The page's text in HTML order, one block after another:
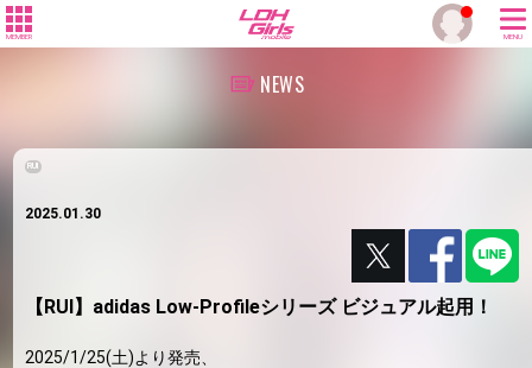
MEMBER MENU
NEWS
RUI
2025.01.30
【RUI】adidas Low-Profileシリーズ ビジュアル起用！
2025/1/25(土)より発売、